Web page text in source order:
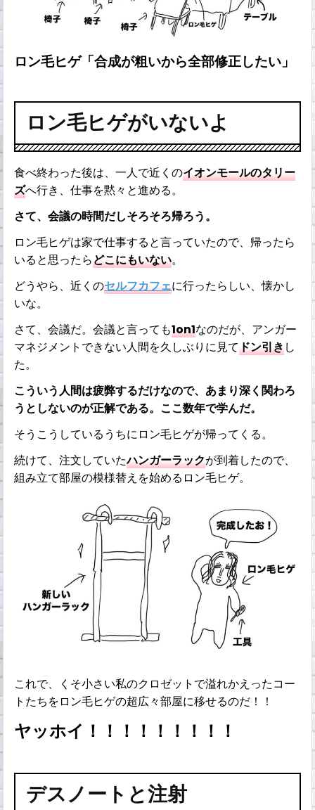
ロン毛ヒゲ「合成が粗いから全部修正したい」
ロン毛ヒゲがいないよ
食べ終わった後は、一人で近くのイオンモールのタリー
ズへ行き、仕事を黙々と進める。
さて、会議の時間だしそろそろ帰ろう。
ロン毛ヒゲは家で仕事すると言っていたので、帰ったら
いると思ったらどこにもいない。
どうやら、近くのセルフカフェに行ったらしい、懐かし
いな。
さて、会議だ。会議と言っても1on1なのだが、アンガー
マネジメントできない人間を久しぶりに見てドン引きし
た。
こういう人間は疲弊するだけなので、あまり深く関わろ
うとしないのが正解である。ここ数年で学んだ。
そうこうしているうちにロン毛ヒゲが帰ってくる。
続けて、注文していたハンガーラックが到着したので、
組み立て部屋の模様替えを始めるロン毛ヒゲ。
これで、くそ小さい私のクロゼットで溢れかえったコー
トたちをロン毛ヒゲの超広々部屋に移せるのだ！！
ヤッホイ！！！！！！！！！
デスノートと注射